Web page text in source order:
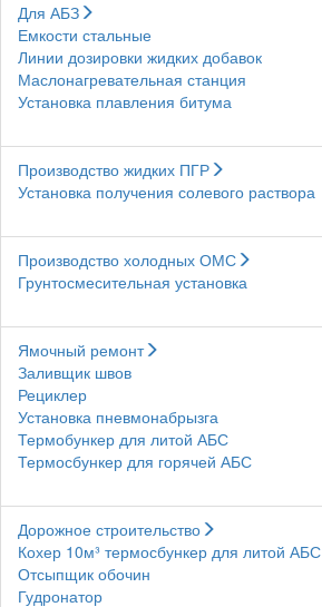
Для АБЗ
Емкости стальные
Линии дозировки жидких добавок
Маслонагревательная станция
Установка плавления битума
Производство жидких ПГР
Установка получения солевого раствора
Производство холодных ОМС
Грунтосмесительная установка
Ямочный ремонт
Заливщик швов
Рециклер
Установка пневмонабрызга
Термобункер для литой АБС
Термосбункер для горячей АБС
Дорожное строительство
Кохер 10м³ термосбункер для литой АБС
Отсыпщик обочин
Гудронатор